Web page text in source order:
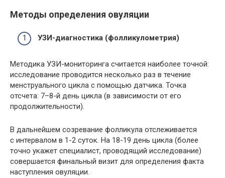
Методы определения овуляции
УЗИ-диагностика (фолликулометрия)
Методика УЗИ-мониторинга считается наиболее точной:
исследование проводится несколько раз в течение
менструального цикла с помощью датчика. Точка
отсчета: 7–8-й день цикла (в зависимости от его
продолжительности).
В дальнейшем созревание фолликула отслеживается
с интервалом в 1-2 суток. На 18-19 день цикла (более
точно укажет специалист, проводящий исследование)
совершается финальный визит для определения факта
наступления овуляции.